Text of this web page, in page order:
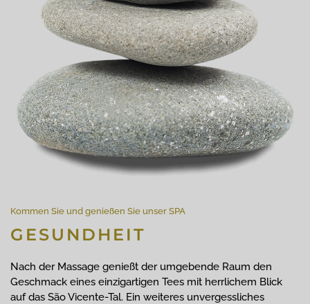
Kommen Sie und genießen Sie unser SPA
GESUNDHEIT
Nach der Massage genießt der umgebende Raum den
Geschmack eines einzigartigen Tees mit herrlichem Blick
auf das São Vicente-Tal. Ein weiteres unvergessliches